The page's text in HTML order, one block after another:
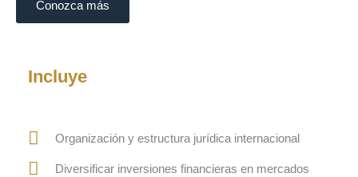
Conozca más
Incluye
Organización y estructura jurídica internacional
Diversificar inversiones financieras en mercados